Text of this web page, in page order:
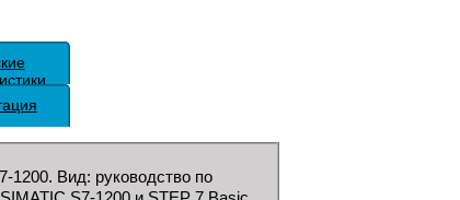
1200. Вид: руководство по